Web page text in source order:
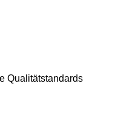
Qualitätstandards